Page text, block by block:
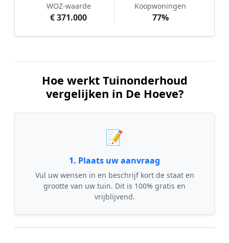
WOZ-waarde
€ 371.000
Koopwoningen
77%
Hoe werkt Tuinonderhoud
vergelijken in De Hoeve?
📝
1. Plaats uw aanvraag
Vul uw wensen in en beschrijf kort de staat en
grootte van uw tuin. Dit is 100% gratis en
vrijblijvend.